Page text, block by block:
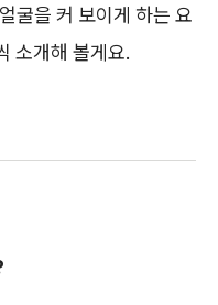
굴을 커 보이게 하는 요
소개해 볼게요.